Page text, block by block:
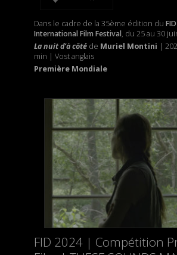
Dans le cadre de la 35ème édition du
International Film Festival, du 25 au 30
La nuit d’à côtéde Muriel Montini |
min | Vost anglais
Première Mondiale
FID 2024 | Compétition